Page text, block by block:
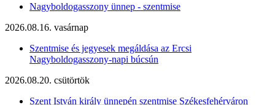
Nagyboldogasszony ünnep - szentmise
2026.08.16. vasárnap
Szentmise és jegyesek megáldása az Ercsi
Nagyboldogasszony-napi búcsún
2026.08.20. csütörtök
Szent István király ünnepén szentmise Székesfehérváron